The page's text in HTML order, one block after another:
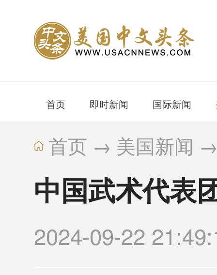
首页 即时新闻 国际新闻
首页 → 美国新闻
中国武术代表
2024-09-22